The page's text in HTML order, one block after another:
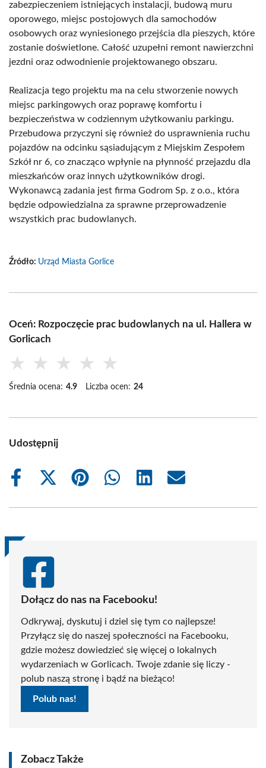
zabezpieczeniem istniejących instalacji, budową muru
oporowego, miejsc postojowych dla samochodów
osobowych oraz wyniesionego przejścia dla pieszych, które
zostanie doświetlone. Całość uzupełni remont nawierzchni
jezdni oraz odwodnienie projektowanego obszaru.
Realizacja tego projektu ma na celu stworzenie nowych
miejsc parkingowych oraz poprawę komfortu i
bezpieczeństwa w codziennym użytkowaniu parkingu.
Przebudowa przyczyni się również do usprawnienia ruchu
pojazdów na odcinku sąsiadującym z Miejskim Zespołem
Szkół nr 6, co znacząco wpłynie na płynność przejazdu dla
mieszkańców oraz innych użytkowników drogi.
Wykonawcą zadania jest firma Godrom Sp. z o.o., która
będzie odpowiedzialna za sprawne przeprowadzenie
wszystkich prac budowlanych.
Źródło: Urząd Miasta Gorlice
Oceń: Rozpoczęcie prac budowlanych na ul. Hallera w
Gorlicach
★ ★ ★ ★ ★
Średnia ocena: 4.9 Liczba ocen: 24
Udostępnij
Share
Share
(Twitter)
Share
Share
Share
Share
Dołącz do nas na Facebooku!
Odkrywaj, dyskutuj i dziel się tym co najlepsze!
Przyłącz się do naszej społeczności na Facebooku,
gdzie możesz dowiedzieć się więcej o lokalnych
wydarzeniach w Gorlicach. Twoje zdanie się liczy -
polub naszą stronę i bądź na bieżąco!
Polub nas!
Zobacz Także